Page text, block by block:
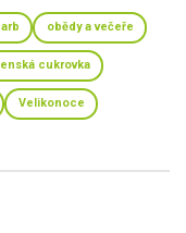
obědy a večeře
cukrovka
Velikonoce